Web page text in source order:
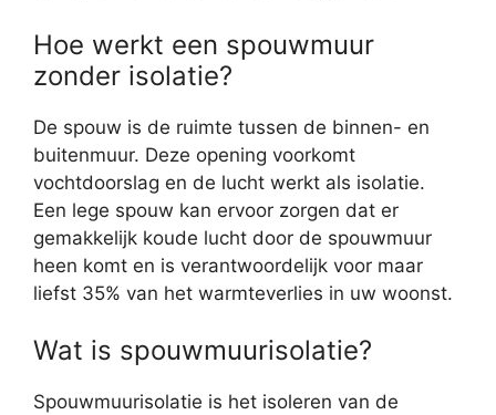
Hoe werkt een spouwmuur
zonder isolatie?
De spouw is de ruimte tussen de binnen- en
buitenmuur. Deze opening voorkomt
vochtdoorslag en de lucht werkt als isolatie.
Een lege spouw kan ervoor zorgen dat er
gemakkelijk koude lucht door de spouwmuur
heen komt en is verantwoordelijk voor maar
liefst 35% van het warmteverlies in uw woonst.
Wat is spouwmuurisolatie?
Spouwmuurisolatie is het isoleren van de